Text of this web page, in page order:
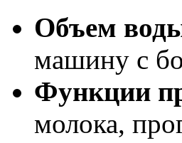
Объем
машину с
Функции
молока,